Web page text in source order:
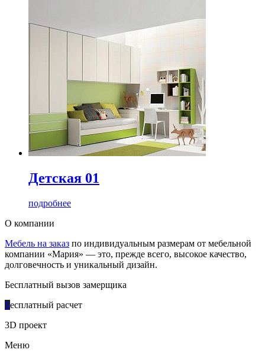
Детская 01
подробнее
О компании
Мебель на заказ по индивидуальным размерам от мебельной
компании «Мария» — это, прежде всего, высокое качество,
долговечность и уникальный дизайн.
Бесплатный вызов замерщика
Бесплатный расчет
3D проект
Меню